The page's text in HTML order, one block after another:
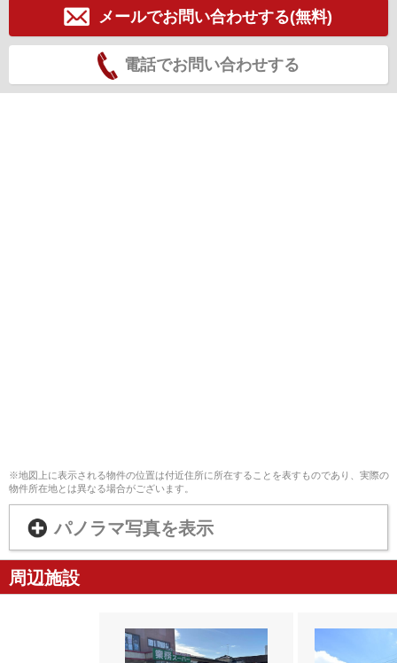
メールでお問い合わせする(無料)
電話でお問い合わせする
※地図上に表示される物件の位置は付近住所に所在することを表すものであり、実際の
物件所在地とは異なる場合がございます。
パノラマ写真を表示
周辺施設